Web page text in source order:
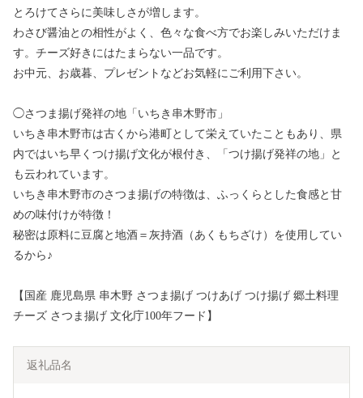
とろけてさらに美味しさが増します。
わさび醤油との相性がよく、色々な食べ方でお楽しみいただけま
す。チーズ好きにはたまらない一品です。
お中元、お歳暮、プレゼントなどお気軽にご利用下さい。
◯さつま揚げ発祥の地「いちき串木野市」
いちき串木野市は古くから港町として栄えていたこともあり、県
内ではいち早くつけ揚げ文化が根付き、「つけ揚げ発祥の地」と
も云われています。
いちき串木野市のさつま揚げの特徴は、ふっくらとした食感と甘
めの味付けが特徴！
秘密は原料に豆腐と地酒＝灰持酒（あくもちざけ）を使用してい
るから♪
【国産 鹿児島県 串木野 さつま揚げ つけあげ つけ揚げ 郷土料理
チーズ さつま揚げ 文化庁100年フード】
返礼品名